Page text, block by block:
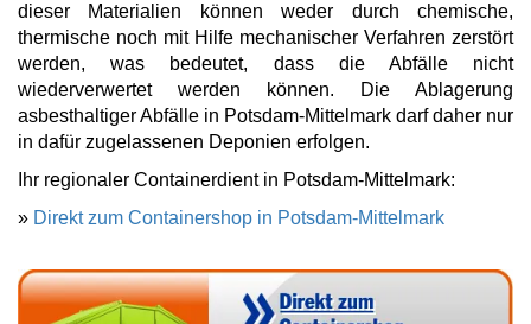
dieser Materialien können weder durch chemische,
thermische noch mit Hilfe mechanischer Verfahren zerstört
werden, was bedeutet, dass die Abfälle nicht
wiederverwertet werden können. Die Ablagerung
asbesthaltiger Abfälle in Potsdam-Mittelmark darf daher nur
in dafür zugelassenen Deponien erfolgen.
Ihr regionaler Containerdient in Potsdam-Mittelmark:
» Direkt zum Containershop in Potsdam-Mittelmark